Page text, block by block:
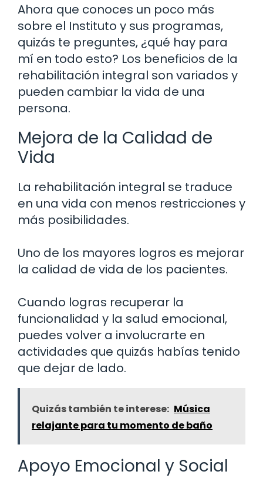
Ahora que conoces un poco más
sobre el Instituto y sus programas,
quizás te preguntes, ¿qué hay para
mí en todo esto? Los beneficios de la
rehabilitación integral son variados y
pueden cambiar la vida de una
persona.
Mejora de la Calidad de
Vida
La rehabilitación integral se traduce
en una vida con menos restricciones y
más posibilidades.
Uno de los mayores logros es mejorar
la calidad de vida de los pacientes.
Cuando logras recuperar la
funcionalidad y la salud emocional,
puedes volver a involucrarte en
actividades que quizás habías tenido
que dejar de lado.
Quizás también te interese: Música
relajante para tu momento de baño
Apoyo Emocional y Social